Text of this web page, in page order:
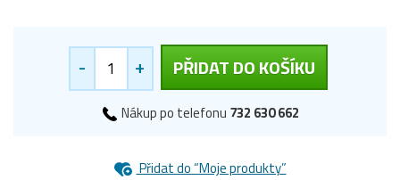
- + PŘIDAT DO KOŠÍKU
Nákup po telefonu 732 630 662
Přidat do “Moje produkty”